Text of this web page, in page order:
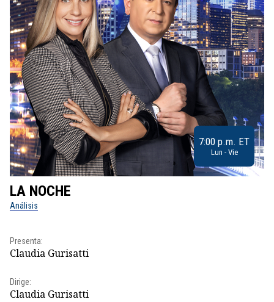
7:00 p.m. ET
Lun - Vie
LA NOCHE
Análisis
Presenta:
Claudia Gurisatti
Dirige:
Claudia Gurisatti